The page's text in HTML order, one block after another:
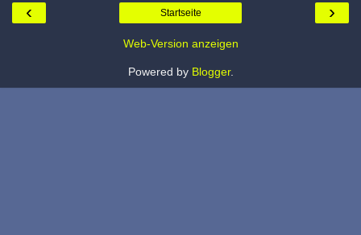
‹ ›
Startseite
Web-Version anzeigen
Powered by Blogger.